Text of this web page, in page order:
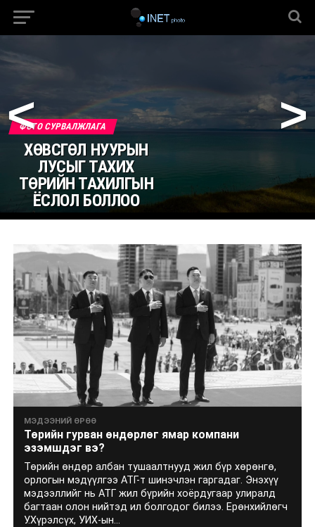
< >
ФОТО СУРВАЛЖЛАГА
ХӨВСГӨЛ НУУРЫН
ЛУСЫГ ТАХИХ
ТӨРИЙН ТАХИЛГЫН
ЁСЛОЛ БОЛЛОО
МЭДЭЭНИЙ ӨРӨӨ
Төрийн гурван өндөрлөг ямар компани
эзэмшдэг вэ?
Төрийн өндөр албан тушаалтнууд жил бүр хөрөнгө,
орлогын мэдүүлгээ АТГ-т шинэчлэн гаргадаг. Энэхүү
мэдээллийг нь АТГ жил бүрийн хоёрдугаар улиралд
багтаан олон нийтэд ил болгодог билээ. Ерөнхийлөгч
У.Хүрэлсүх, УИХ-ын...